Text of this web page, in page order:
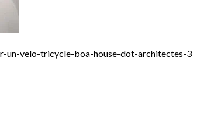
un-velo-tricycle-boa-house-dot-architectes-3